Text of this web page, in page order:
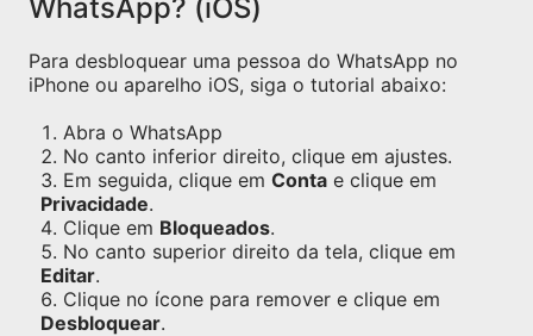
WhatsApp? (iOS)
Para desbloquear uma pessoa do WhatsApp no
iPhone ou aparelho iOS, siga o tutorial abaixo:
Abra o WhatsApp
No canto inferior direito, clique em ajustes.
Em seguida, clique em Conta e clique em
Privacidade.
Clique em Bloqueados.
No canto superior direito da tela, clique em
Editar.
Clique no ícone para remover e clique em
Desbloquear.